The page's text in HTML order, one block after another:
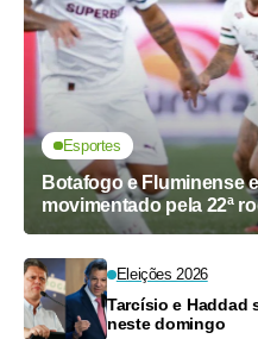
Esportes
Botafogo e Fluminense
movimentado pela 22ª
Eleições 2026
Tarcísio e Haddad
neste domingo